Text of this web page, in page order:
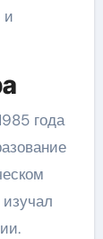
и
года